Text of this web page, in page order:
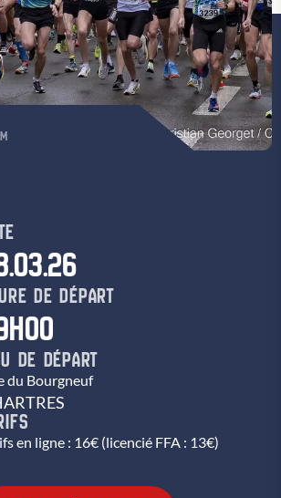
DE DÉPART
DE DÉPART
du Bourgneuf
en ligne : 16€ (licencié FFA : 13€)